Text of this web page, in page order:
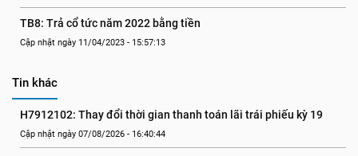
TB8: Trả cổ tức năm 2022 bằng tiền
Cập nhật ngày 11/04/2023 - 15:57:13
Tin khác
H7912102: Thay đổi thời gian thanh toán lãi trái phiếu kỳ 19
Cập nhật ngày 07/08/2026 - 16:40:44